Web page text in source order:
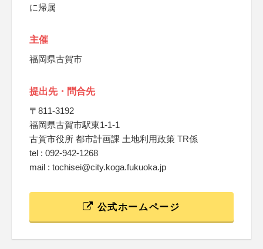
に帰属
主催
福岡県古賀市
提出先・問合先
〒811-3192
福岡県古賀市駅東1-1-1
古賀市役所 都市計画課 土地利用政策 TR係
tel : 092-942-1268
mail : tochisei@city.koga.fukuoka.jp
公式ホームページ